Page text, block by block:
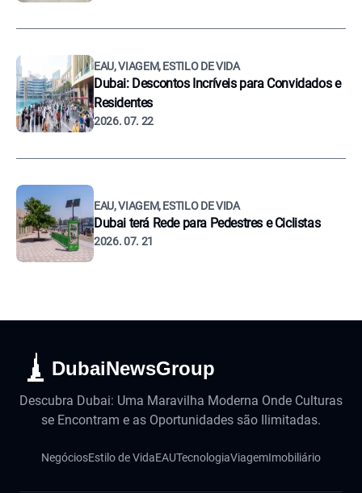
EAU, VIAGEM, ESTILO DE VIDA
Dubai: Descontos Incríveis para Convidados e
Residentes
2026. 07. 22
EAU, VIAGEM, ESTILO DE VIDA
Dubai terá Rede para Pedestres e Ciclistas
2026. 07. 21
DubaiNewsGroup
Descubra Dubai: Uma Maravilha Moderna Onde Culturas
se Encontram e as Oportunidades são Ilimitadas.
NegóciosEstilo de VidaEAUTecnologiaViagemImobiliário